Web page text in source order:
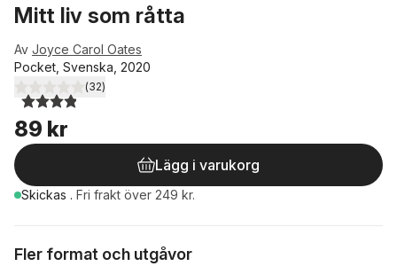
Mitt liv som råtta
Av Joyce Carol Oates
Pocket, Svenska, 2020
3,9utav 5 stjärnor. Totalt antal röster:
(32)
89 kr
Lägg i varukorg
Skickas . Fri frakt över 249 kr.
Fler format och utgåvor